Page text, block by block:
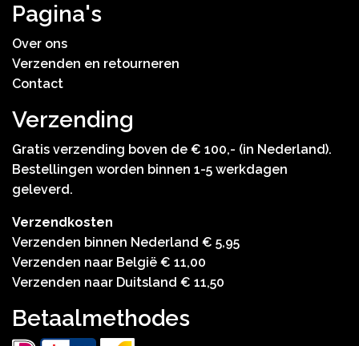
Pagina's
Over ons
Verzenden en retourneren
Contact
Verzending
Gratis verzending boven de € 100,- (in Nederland).
Bestellingen worden binnen 1-5 werkdagen
geleverd.
Verzendkosten
Verzenden binnen Nederland € 5,95
Verzenden naar België € 11,00
Verzenden naar Duitsland € 11,50
Betaalmethodes